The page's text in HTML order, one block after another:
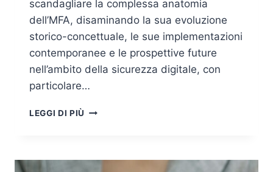
scandagliare la complessa anatomia
dell’MFA, disaminando la sua evoluzione
storico-concettuale, le sue implementazioni
contemporanee e le prospettive future
nell’ambito della sicurezza digitale, con
particolare…
LEGGI DI PIÙ AUTENTICAZIONE
DIGITALE